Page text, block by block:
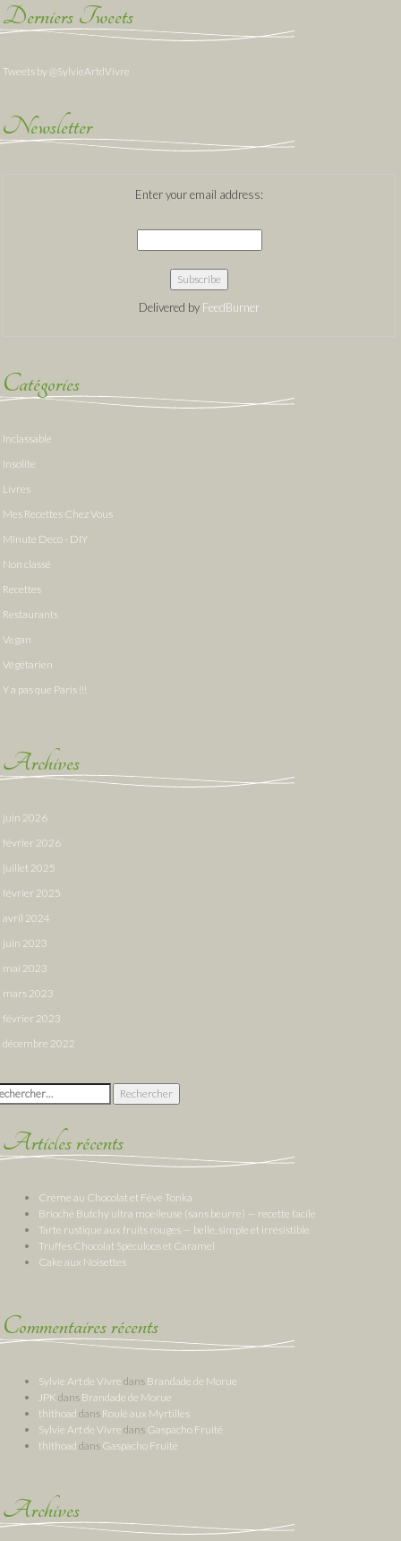
Derniers Tweets
Tweets by @SylvieArtdVivre
Newsletter
Enter your email address:
Delivered by FeedBurner
Catégories
Inclassable
Insolite
Livres
Mes Recettes Chez Vous
Minute Deco - DIY
Non classé
Recettes
Restaurants
Vegan
Végétarien
Y a pas que Paris !!!
Archives
juin 2026
février 2026
juillet 2025
février 2025
avril 2024
juin 2023
mai 2023
mars 2023
février 2023
décembre 2022
:
Articles récents
Crème au Chocolat et Fève Tonka
Brioche Butchy ultra moelleuse (sans beurre) — recette facile
Tarte rustique aux fruits rouges — belle, simple et irrésistible
Truffes Chocolat Spéculoos et Caramel
Cake aux Noisettes
Commentaires récents
Sylvie Art de Vivre dans Brandade de Morue
JPK dans Brandade de Morue
thithoad dans Roulé aux Myrtilles
Sylvie Art de Vivre dans Gaspacho Fruité
thithoad dans Gaspacho Fruité
Archives